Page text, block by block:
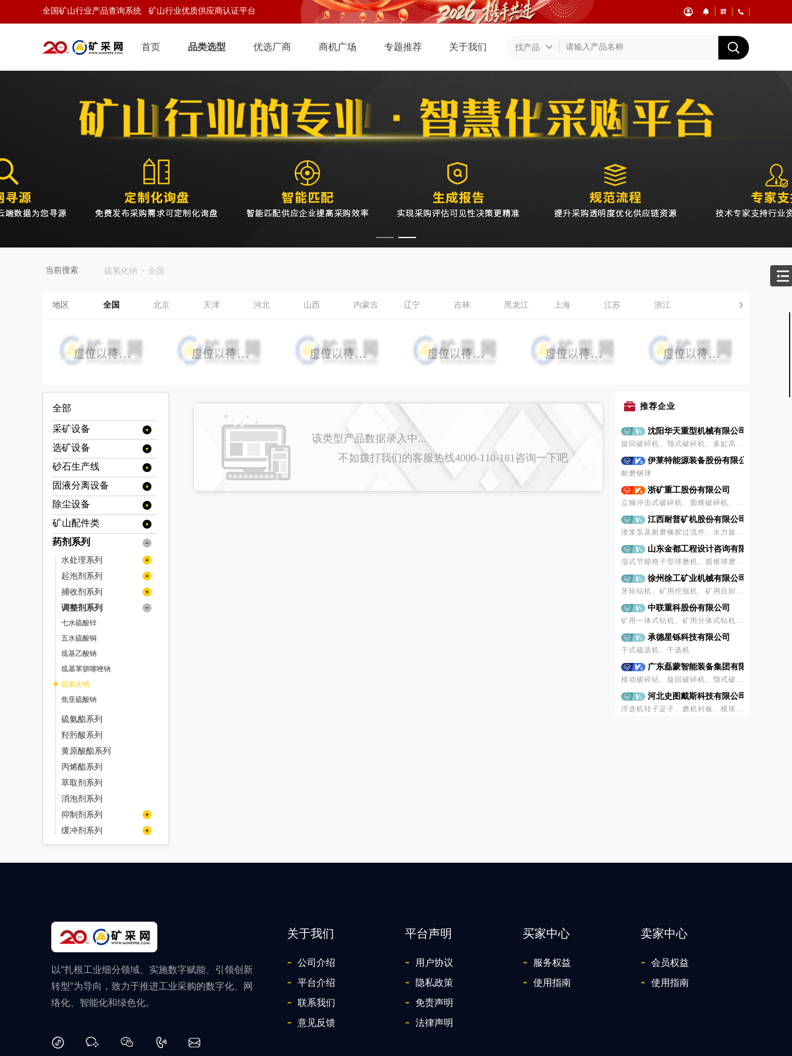
全国矿山行业产品查询系统 矿山行业优质供应商认证平台
首页 品类选型 优选厂商 商机广场 专题推荐 关于我们
当前搜索 硫氢化钠 > 全国
地区 全国 北京 天津 河北 山西 内蒙古 辽宁 吉林 黑龙江 上海 江苏 浙江
全部
采矿设备
提升设备
矿用提升机
矿用绞车
装载设备
装岩机
装载机
运输设备
牵引车
矿用自卸车
铲运机
井下专用人员运输车
井下运矿卡车
翻斗式矿车
拱架安装车
支护设备
喷浆设备
混凝土喷浆机组
掘进设备
扒渣机
撬毛台车
掘进凿岩台车
矿山安全设备
传感器
灭火系统
压通排设备
风机
空压机
矿用钻机
液压钻机
潜孔钻机
凿岩台车
凿岩机
顶锤钻车（机）
天井钻机
采矿辅件类
车桥
车用减速机
变速箱
传动轴
阀类
线缆
挖掘机/装载机配件
其他
选矿设备
分级设备
旋流器
浓缩旋流器
螺旋分级机
分选机
预选机
浮选设备
充气式浮选机
浮选柱
矿浆搅拌槽
药剂搅拌槽
自动取样机
其他浮选机
烘干设备
烘干机(转筒干燥机)
电选设备
分级机
气流分级机
立式气流分级机
破碎设备
冲击式破碎机
反击式破碎机
圆锥破碎机
旋回破碎机
颚式破碎机
复摆型颚式破碎机
锤式破碎机
单段锤式破碎机
高效锤式破碎机
辊式破碎机
单齿辊破碎机
对（双）辊破碎机
料口破岩机
磁选设备
除铁器
带式电磁除铁器
干式电磁除铁器
手动式永磁除铁器
风冷式电磁除铁器
永磁除铁器
磁选机
电磁磁选机
干式强磁场磁选机
湿式强磁场磁选机
金属探测仪
品位提升机
脱磁器
尾矿回收机
磨矿设备
半自磨机
棒磨机
球磨机
溢流型球磨机
格子型球磨机
湿式球磨机
磨粉机
雷蒙磨粉机
高压辊磨机
加球机
辊压机
筛分设备
圆振动筛
圆振动筛/圆振筛
摇摆筛
滚筒筛
直线振动筛
直线振动筛/直线筛
脱水振动筛
脱水振动筛/脱水筛
螺旋筛
重型筛
高频筛
香蕉筛
三轴水平筛
三轴水平筛/三轴筛
弛张筛
椭圆筛
给料设备
圆盘给料机
带式给料机
板式给料机
重型板式给料机
轻型板式给料机
振动给料机
输送设备
刮板输送机
渣浆泵
重型渣浆泵
压滤机渣浆泵
陶瓷渣浆泵
皮带输送机
移动式输送机
带式移动输送机
螺旋输送机
耐磨管道
重选设备
摇床
螺旋溜槽
跳汰机
电控设备
液压站
智能系统
洗矿设备
洗矿机
螺旋洗矿机
圆筒洗矿机
砂石生产线
移动破碎站
履带式移动破碎站
履带式颚式移动破碎站
履带式移动筛分站
制砂机（冲击破）
立轴式破碎机
洗砂机
螺旋洗砂机
轮式洗沙机（叶轮洗砂机）
细砂回收机
固液分离设备
浓缩设备
浓密机
浓缩机
高效浓缩机
深锥浓缩机
絮凝剂搅拌站
脱水设备
污泥脱水机
带式污泥脱水机
过滤设备
立式带式压滤机
真空带式压滤机
板框压滤机
真空过滤机
圆盘真空过滤机
带式过滤机
陶瓷真空过滤机
厢式压滤机
隔膜压滤机
高频细筛
除尘设备
静电除尘
布袋除尘器
湿式降尘器
干式除尘器
矿山配件类
破碎机配件
反击式破碎机配件
反击板
圆锥破碎机配件
机架
衬板
破碎椎体
铜套
其他
旋回破碎机配件
锤式破碎机配件
颚式破碎机配件
输送机配件
输送带
托辊
减速机
球磨机配件
衬板
耐磨钢球
锻造钢球
离合器
矿用辅件
筛网
聚氨酯筛网
锰钢焊接筛网
钢板冲孔网
梅花垫
轴承
其他矿用辅件
油缸
弹簧
电机
浮选机配件
定子/转子
钻机配件
药剂系列
水处理系列
聚丙烯酰胺(絮凝剂)
聚合氯化铝
聚合硫酸铁
起泡剂系列
MIBC
改性起泡剂
松醇油
捕收剂系列
硫氮系列
乙硫氮
丁硫氮
黄药系列
乙基黄原酸钾
乙基黄原酸钠
异丙基黄原酸钾
正丁基黄原酸钠
异丁基黄原酸钾
异丁基黄原酸钠
异戊基黄原酸钾
戊基黄原酸钠
戊基黄原酸钾
黑药系列
乙基钠黑药
异丁钠黑药
戊基钠黑药
25号钠黑药
丁胺黑药
调整剂系列
七水硫酸锌
五水硫酸铜
巯基乙酸钠
巯基苯骈噻唑钠
硫氢化钠
焦亚硫酸钠
硫氨酯系列
羟肟酸系列
黄原酸酯系列
丙烯酯系列
萃取剂系列
消泡剂系列
抑制剂系列
硫酸铜
硫酸锌
缓冲剂系列
醋酸钠（乙酸钠）
该类型产品数据录入中...
不如拨打我们的客服热线4000-110-181咨询一下吧
推荐企业
沈阳华天重型机械有限公司
伊莱特能源装备股份有限公司
耐磨钢球
浙矿重工股份有限公司
江西耐普矿机股份有限公司
渣浆泵及耐磨橡胶过流件、水力旋流器、磨机耐磨橡胶衬里、浮选机橡胶定子与转子、圆筒筛、橡胶或聚氨酯筛板筛网、衬胶管道等
山东金都工程设计咨询有限公司
湿式节能格子型球磨机、圆锥球磨机、立式搅拌磨、圆形浮选机、搅拌式浮选机、槽式给矿机、摆式给矿机、重型板式给料机、电动振动给矿机、圆盘给料机、螺旋输送机、带式输送机
徐州徐工矿业机械有限公司
牙轮钻机、矿用挖掘机、矿用自卸车、破碎筛分
中联重科股份有限公司
矿用一体式钻机、矿用分体式钻机、矿用液压挖掘机、矿用液压破碎锤、矿用自卸车、新能源矿用自卸车、履带移动颚式破碎站、履带移动圆锥式破碎站、履带移动反击式破碎站、履带移动筛分站、模块化立轴冲击破碎机、模块化颚式破碎站、颚式破碎机、反击式破碎机、单缸液压圆锥式破碎机、多缸液压圆锥式破碎机、立轴冲击式破碎机
承德星铄科技有限公司
干式磁选机、干选机
广东磊蒙智能装备集团有限公司
河北史图戴斯科技有限公司
浮选机转子定子、磨机衬板、模块化振动筛板
湖南创远高新机械有限责任公司
智能型天井钻机、切割槽天井钻机、掘进台车、采矿台车、撬毛台车、破碎台车、潜孔钻机
以“扎根工业细分领域、实施数字赋能、引领创新
转型”为导向，致力于推进工业采购的数字化、网
络化、智能化和绿色化。
关于我们
- 公司介绍
- 平台介绍
- 联系我们
- 意见反馈
平台声明
- 用户协议
- 隐私政策
- 免责声明
- 法律声明
买家中心
- 服务权益
- 使用指南
卖家中心
- 会员权益
- 使用指南